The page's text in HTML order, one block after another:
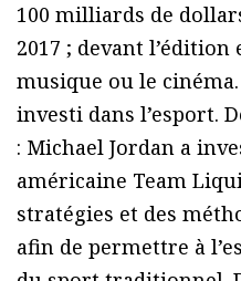
100 milliards de
2017 ; devant
musique ou le
investi dans l’esport.
: Michael Jordan a
américaine Team
stratégies et des
afin de permettre à